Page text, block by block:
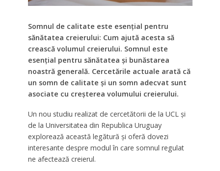
Somnul de calitate este esențial pentru
sănătatea creierului: Cum ajută acesta să
crească volumul creierului. Somnul este
esențial pentru sănătatea și bunăstarea
noastră generală. Cercetările actuale arată că
un somn de calitate și un somn adecvat sunt
asociate cu creșterea volumului creierului.
Un nou studiu realizat de cercetătorii de la UCL și
de la Universitatea din Republica Uruguay
explorează această legătură și oferă dovezi
interesante despre modul în care somnul regulat
ne afectează creierul.